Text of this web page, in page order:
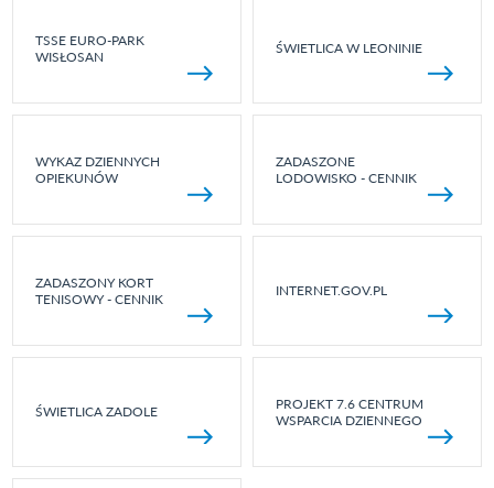
TSSE EURO-PARK
WISŁOSAN
ŚWIETLICA W LEONINIE
WYKAZ DZIENNYCH
OPIEKUNÓW
ZADASZONE
LODOWISKO - CENNIK
ZADASZONY KORT
TENISOWY - CENNIK
INTERNET.GOV.PL
ŚWIETLICA ZADOLE
PROJEKT 7.6 CENTRUM
WSPARCIA DZIENNEGO